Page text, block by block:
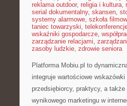
reklama outdoor, religia i kultura,
serial dokumentalny, skansen,
systemy alarmowe, szkoła
taniec towarzyski,
wskaźniki gospodarcze,
zarządzanie relacjami,
zasoby ludzkie, zdrowie seniora
Platforma Mobiu.pl to
integruje wartościowe
przedsiębiorcy, praktycy, a
wynikowego marketingu w